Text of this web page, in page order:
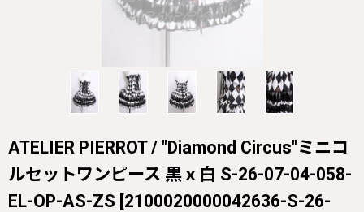
ATELIER PIERROT / "Diamond Circus"ミニコ
ルセットワンピース 黒ｘ白 S-26-07-04-058-
EL-OP-AS-ZS [2100020000042636-S-26-